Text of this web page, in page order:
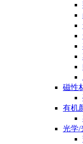
磁性
有机
光学/